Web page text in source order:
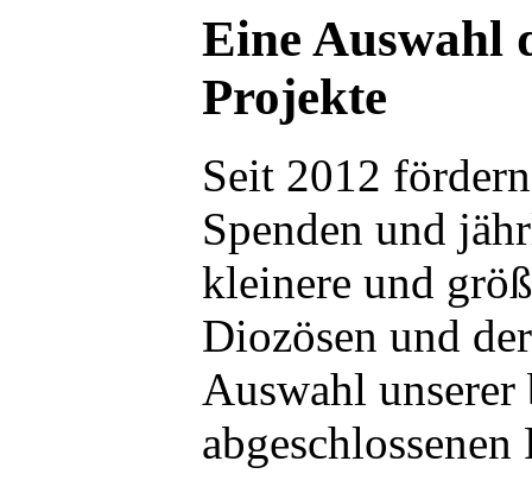
Eine Auswahl
Projekte
Seit 2012
Spenden und
kleinere und
Diozösen und
Auswahl